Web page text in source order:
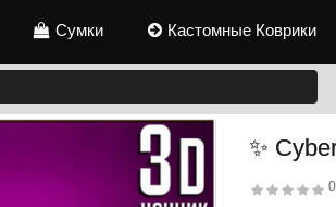
Сумки Кастомные Коврики
✨